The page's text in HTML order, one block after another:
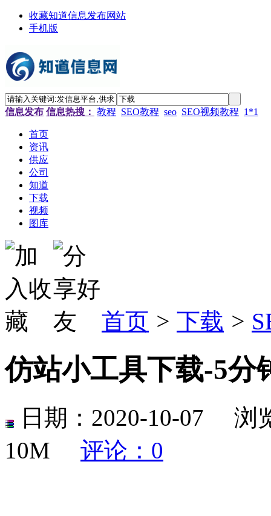
收藏知道信息发布网站
手机版
信息发布 信息热搜： 教程 SEO教程 seo SEO视频教程 1*1
首页
资讯
供应
公司
知道
下载
视频
图库
首页 > 下载 >
仿站小工具下载-5分
日期：2020-10-07 浏
10M 评论：0